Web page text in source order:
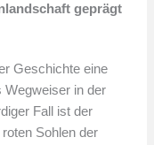
geprägt
Geschichte eine
Wegweiser in der
Fall ist der
Sohlen der